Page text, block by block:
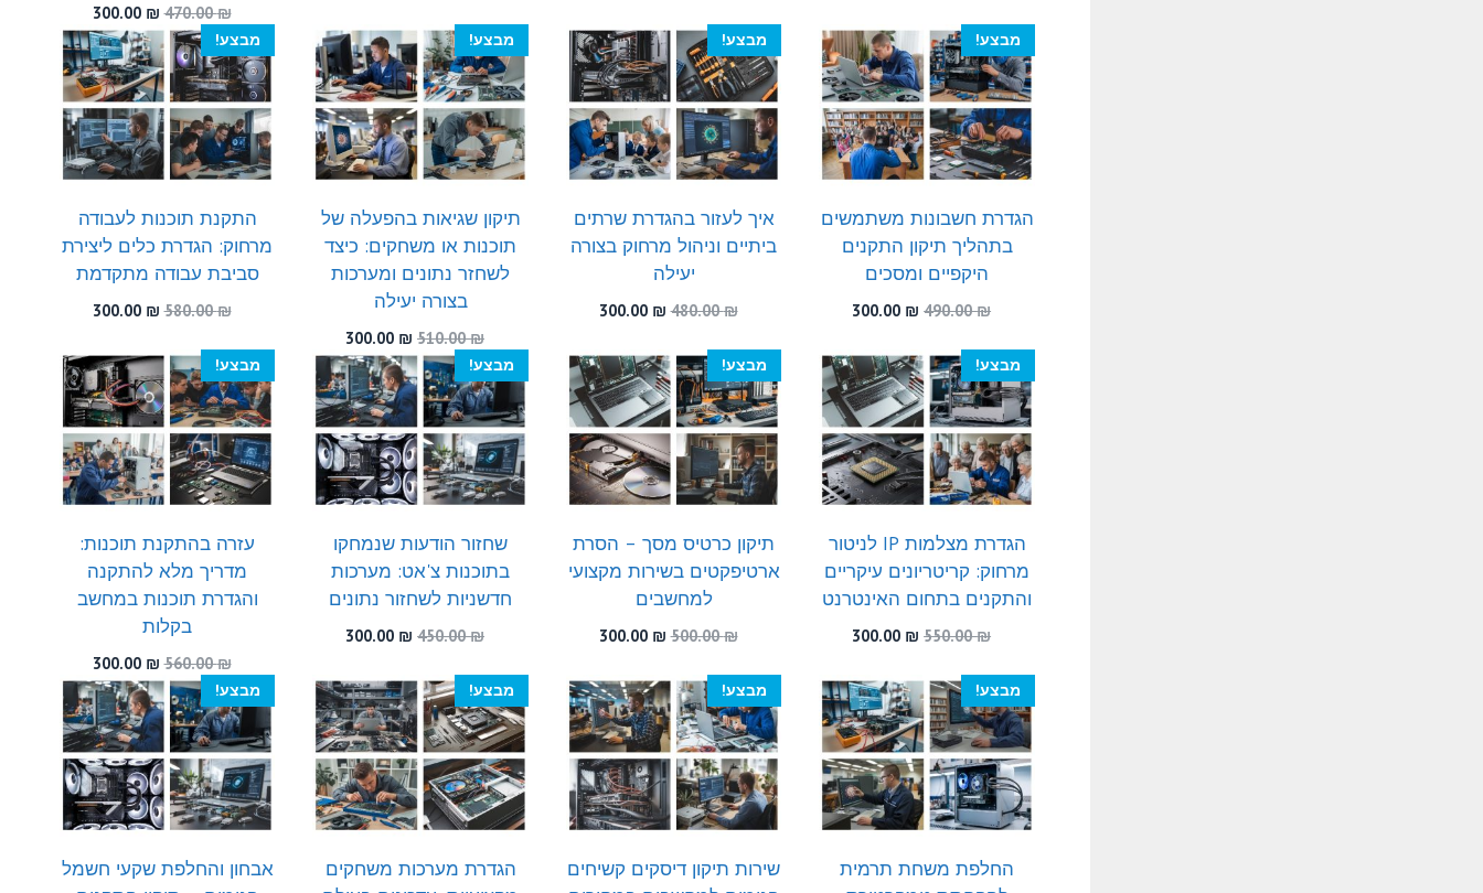
היה:
530.00 ₪.
הוא:
300.00 ₪.
היה:
470.00 ₪.
הוא:
300.00 ₪.
היה:
460.00 ₪.
הוא:
300.00 ₪.
470.00₪
המחיר
המקורי
היה:
470.00 ₪.
300.00 ₪
הנוכחי
הוא:
300.00 ₪.
מבצע!
הגדרת חשבונות משתמשים
בתהליך תיקון התקנים
היקפיים ומסכים
490.00₪
המחיר
היה:
490.00 ₪.
300.00 ₪
המחיר
הוא:
300.00 ₪.
מבצע!
איך לעזור בהגדרת שרתים
ביתיים וניהול מרחוק בצורה
יעילה
480.00₪
המחיר
היה:
480.00 ₪.
300.00 ₪
הוא:
300.00 ₪.
מבצע!
תיקון שגיאות בהפעלה של
תוכנות או משחקים: כיצד
לשחזר נתונים ומערכות
בצורה יעילה
510.00₪
המחיר
המקורי
היה:
510.00 ₪.
300.00 ₪
המחיר
הנוכחי
הוא:
300.00 ₪.
מבצע!
התקנת תוכנות לעבודה
מרחוק: הגדרת כלים ליצירת
סביבת עבודה מתקדמת
580.00₪
המחיר
היה:
580.00 ₪.
300.00 ₪
הוא:
300.00 ₪.
מבצע!
הגדרת מצלמות IP לניטור
מרחוק: קריטריונים עיקריים
והתקנים בתחום האינטרנט
550.00₪
המחיר
היה:
550.00 ₪.
300.00 ₪
המחיר
הוא:
300.00 ₪.
מבצע!
תיקון כרטיס מסך – הסרת
ארטיפקטים בשירות מקצועי
למחשבים
500.00₪
המחיר
היה:
500.00 ₪.
300.00 ₪
הוא:
300.00 ₪.
מבצע!
שחזור הודעות שנמחקו
בתוכנות צ'אט: מערכות
חדשניות לשחזור נתונים
450.00₪
המחיר
היה:
450.00 ₪.
300.00 ₪
המחיר
הוא:
300.00 ₪.
מבצע!
עזרה בהתקנת תוכנות:
מדריך מלא להתקנה
והגדרת תוכנות במחשב
בקלות
560.00₪
המחיר
המקורי
היה:
560.00 ₪.
300.00 ₪
הנוכחי
הוא:
300.00 ₪.
מבצע!
החלפת משחת תרמית
מבצע!
שירות תיקון דיסקים קשיחים
מבצע!
הגדרת מערכות משחקים
מבצע!
אבחון והחלפת שקעי חשמל